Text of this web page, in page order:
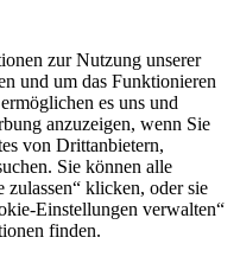
zur Nutzung unserer
und um das Funktionieren
es uns und
anzuzeigen, wenn Sie
von Drittanbietern,
Sie können alle
klicken, oder sie
Einstellungen verwalten“
finden.